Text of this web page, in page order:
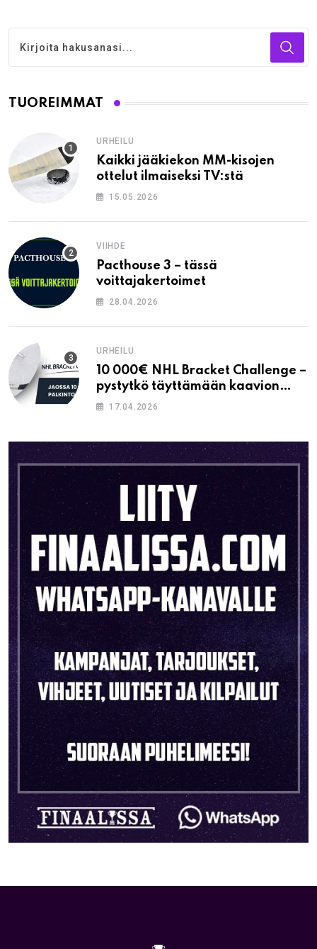
TUOREIMMAT
URHEILU
Kaikki jääkiekon MM-kisojen
ottelut ilmaiseksi TV:stä
15.05.2026
VIIHDE
Pacthouse 3 – tässä
voittajakertoimet
28.04.2026
URHEILU
10 000€ NHL Bracket Challenge –
pystytkö täyttämään kaavion
oikein?
17.04.2026